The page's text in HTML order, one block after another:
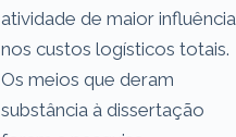
atividade de maior influência
nos custos logísticos totais.
Os meios que deram
substância à dissertação